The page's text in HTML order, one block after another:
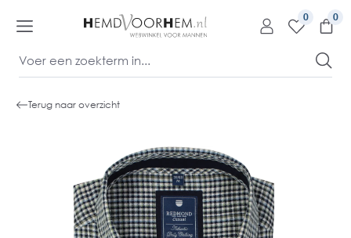
0
Terug naar overzicht